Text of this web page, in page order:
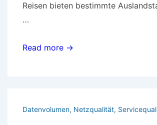
Reisen bieten bestimmte
…
Auf
Read more →
Datenvolumen, Netzqualität,